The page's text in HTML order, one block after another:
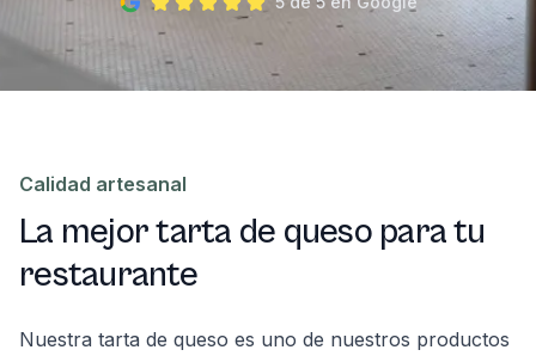
Calidad artesanal
La mejor tarta de queso para tu
restaurante
Nuestra tarta de queso es uno de nuestros productos